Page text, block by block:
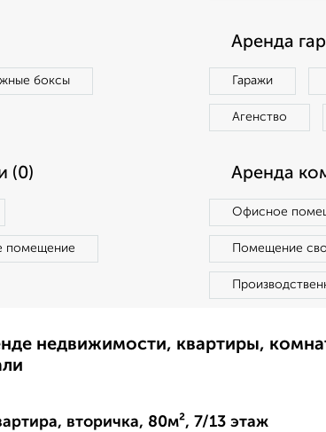
боксы
Аренда
Гаражи
Агенство
(0)
помещение
Аренда
Офисное
Помещение
недвижимости, квартиры,
вторичка, 80м², 7/13 этаж